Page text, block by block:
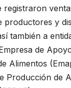
registraron
productores y
también a
de
Alimentos
Producción de